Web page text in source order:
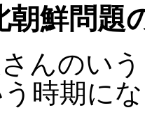
朝鮮問題
のいう
時期に